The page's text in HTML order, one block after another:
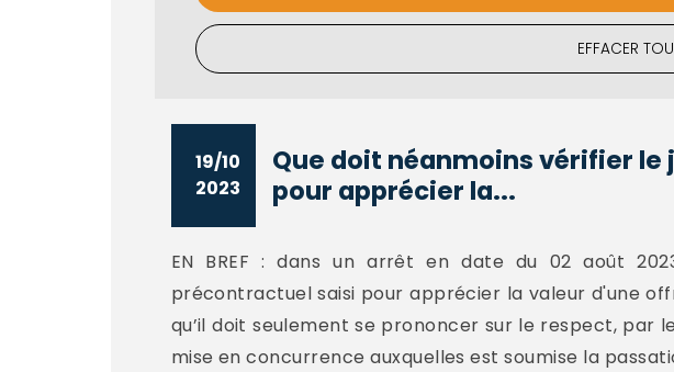
EFFACER
19/10
2023
Que doit néanmoins vérifier
pour apprécier la...
EN BREF : dans un arrêt en date du 02 août
précontractuel saisi pour apprécier la valeur d'une
qu’il doit seulement se prononcer sur le respect, par
mise en concurrence auxquelles est soumise la